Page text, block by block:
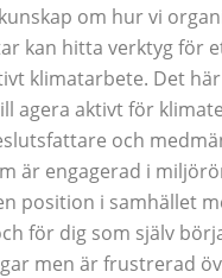
om hur vi
kan hitta verktyg för
klimatarbete. Det
agera aktivt för
och
är engagerad i
position i samhället
för dig som själv
men är frustrerad